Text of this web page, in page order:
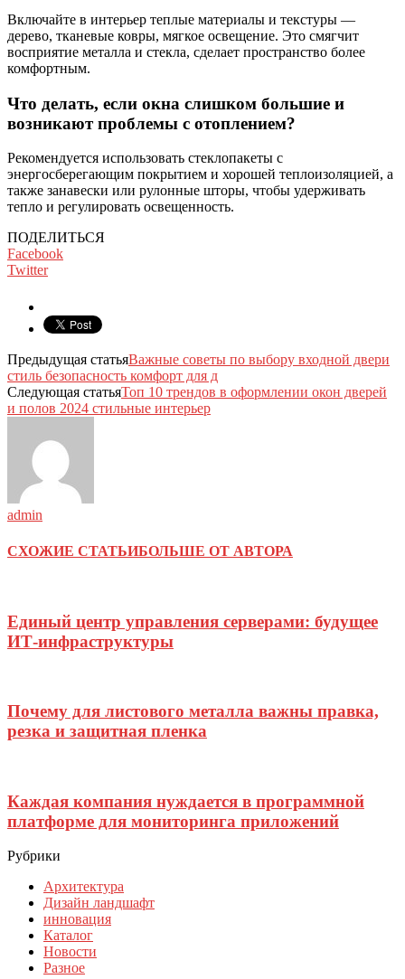
Включайте в интерьер теплые материалы и текстуры —
дерево, тканевые ковры, мягкое освещение. Это смягчит
восприятие металла и стекла, сделает пространство более
комфортным.
Что делать, если окна слишком большие и
возникают проблемы с отоплением?
Рекомендуется использовать стеклопакеты с
энергосберегающим покрытием и хорошей теплоизоляцией, а
также занавески или рулонные шторы, чтобы удерживать
тепло и регулировать освещенность.
ПОДЕЛИТЬСЯ
Facebook
Twitter
Предыдущая статьяВажные советы по выбору входной двери
стиль безопасность комфорт для д
Следующая статьяТоп 10 трендов в оформлении окон дверей
и полов 2024 стильные интерьер
admin
СХОЖИЕ СТАТЬИБОЛЬШЕ ОТ АВТОРА
Единый центр управления серверами: будущее
ИТ-инфраструктуры
Почему для листового металла важны правка,
резка и защитная пленка
Каждая компания нуждается в программной
платформе для мониторинга приложений
Рубрики
Архитектура
Дизайн ландшафт
инновация
Каталог
Новости
Разное